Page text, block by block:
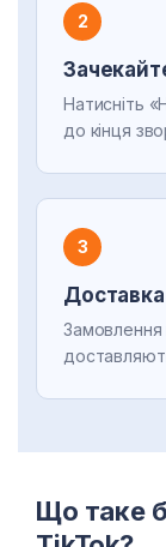
2
Натисніть
до кінця
3
Замовлення
Що таке